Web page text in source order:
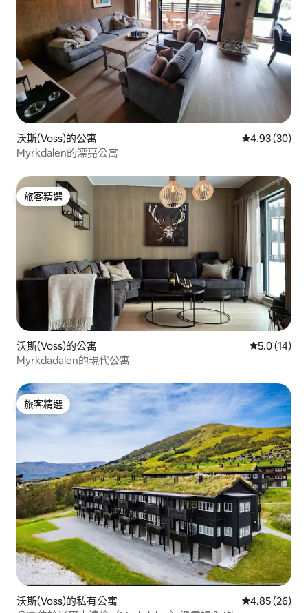
沃斯(Voss)的公寓 從 30 則評價
4.93 (30)
Myrkdalen的漂亮公寓
旅客精選
旅客精選
沃斯(Voss)的公寓 從 14 則評
5.0 (14)
Myrkdadalen的現代公寓
旅客精選
旅客精選
沃斯(Voss)的私有公寓 從 26 則評價
4.85 (26)